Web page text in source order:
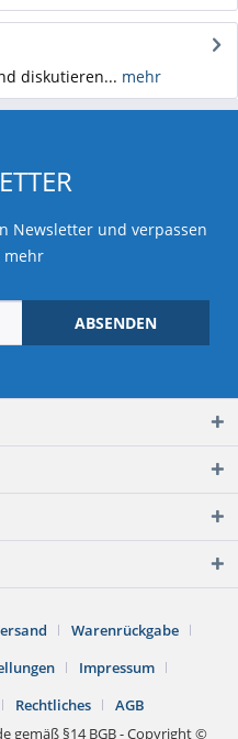
diskutieren... mehr
Newsletter und verpassen
mehr
ABSENDEN
Warenrückgabe
Impressum
Rechtliches
AGB
gemäß §14 BGB - Copyright ©